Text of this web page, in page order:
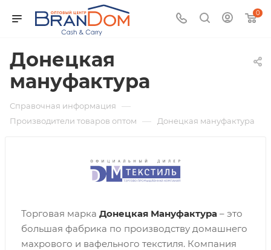
0
Донецкая
мануфактура
Справочная информация —
Производители товаров оптом — Донецкая мануфактура
Торговая марка Донецкая Мануфактура– это
большая фабрика по производству домашнего
махрового и вафельного текстиля. Компания